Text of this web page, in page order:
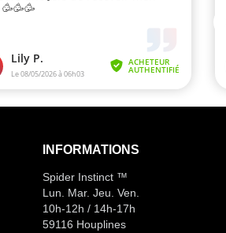
INFORMATIONS
Spider Instinct ™
Lun. Mar. Jeu. Ven.
10h-12h / 14h-17h
59116 Houplines